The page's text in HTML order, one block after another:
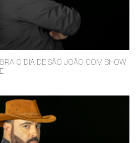
O DIA DE SÃO JOÃO COM SHOW